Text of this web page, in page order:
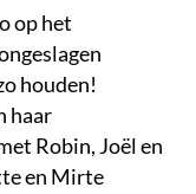
op het
houden!
haar
Robin, Joël en
en Mirte